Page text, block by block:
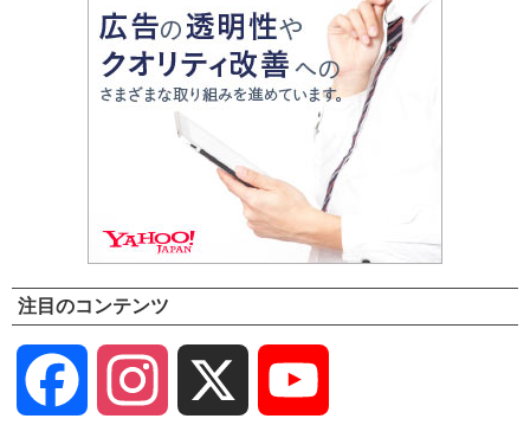
注目のコンテンツ
Facebook Instagram